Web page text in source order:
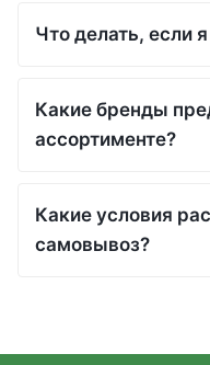
Что делать, если
Какие бренды
ассортименте?
Какие условия
самовывоз?